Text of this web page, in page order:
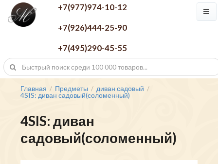
+7(977)974-10-12
+7(926)444-25-90
+7(495)290-45-55
Главная / Предметы / диван садовый /
4SIS: диван садовый(соломенный)
4SIS: диван
садовый(соломенный)